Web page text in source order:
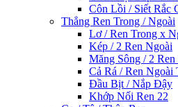
Côn Lồi / Siết Rắc
Thẳng Ren Trong / Ngoài
Lơ / Ren Trong x
Kép / 2 Ren Ngoài
Măng Sông / 2 Ren
Cả Rá / Ren Ngoài
Đầu Bịt / Nắp Đậy
Khớp Nối Ren 22